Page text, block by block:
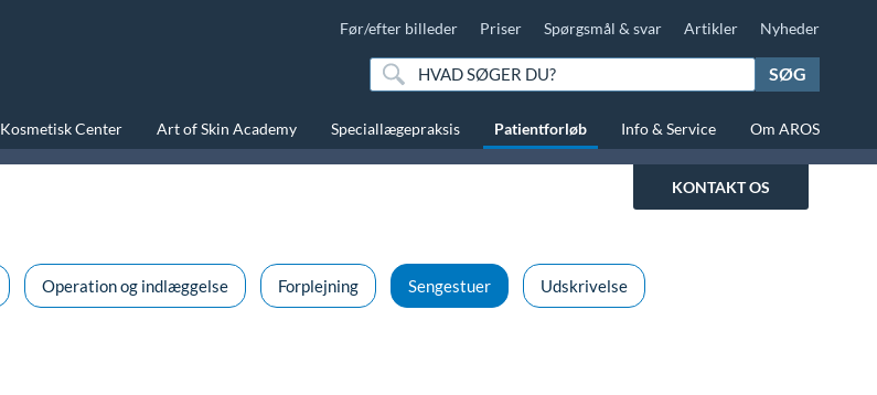
Før/efter billeder Priser Spørgsmål & svar Artikler Nyheder
SØG
Kosmetisk Center Art of Skin Academy Speciallægepraksis Patientforløb Info & Service Om AROS
KONTAKT OS
Operation og indlæggelse Forplejning Sengestuer Udskrivelse